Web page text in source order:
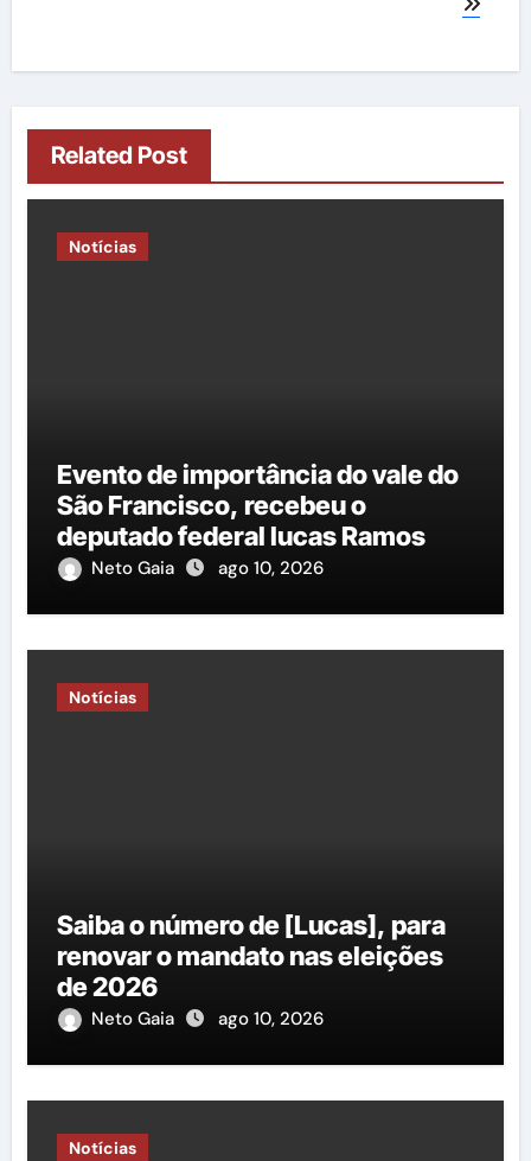
Related Post
Notícias
Evento de importância do vale do
São Francisco, recebeu o
deputado federal lucas Ramos
Neto Gaia ago 10, 2026
Notícias
Saiba o número de [Lucas], para
renovar o mandato nas eleições
de 2026
Neto Gaia ago 10, 2026
Notícias